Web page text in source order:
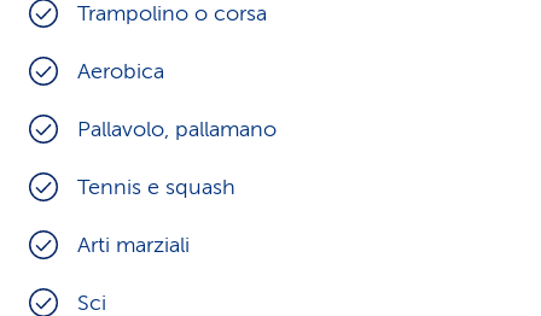
Trampolino o corsa
Aerobica
Pallavolo, pallamano
Tennis e squash
Arti marziali
Sci